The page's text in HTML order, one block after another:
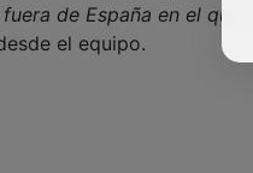
de España en el
el equipo.